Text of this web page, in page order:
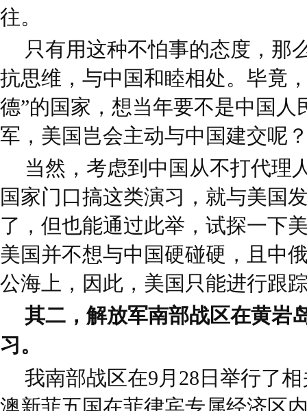
往。
只有用这种不怕事的态度，那
抗思维，与中国和睦相处。毕竟
德”的国家，想当年要不是中国人
军，美国岂会主动与中国建交呢
当然，考虑到中国从不打代理
国家门口搞这类演习，就与美国
了，但也能通过此举，试探一下
美国并不想与中国硬碰硬，且中
公海上，因此，美国只能进行跟
其二，解放军南部战区在黄岩
习。
我南部战区在9月28日举行了